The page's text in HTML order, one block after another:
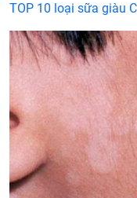
TOP 10 loại sữa giàu